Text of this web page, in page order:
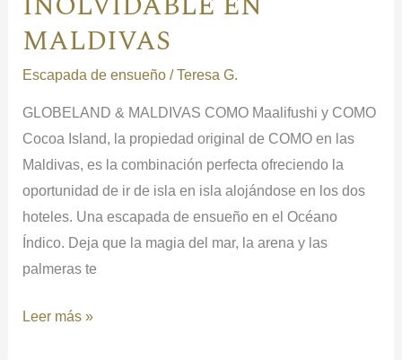
MALDIVAS
Escapada de ensueño/Teresa G.
GLOBELAND & MALDIVAS COMO Maalifushi y COMO
Cocoa Island, la propiedad original de COMO en las
Maldivas, es la combinación perfecta ofreciendo la
oportunidad de ir de isla en isla alojándose en los dos
hoteles. Una escapada de ensueño en el Océano
Índico. Deja que la magia del mar, la arena y las
palmeras te
Leer más »